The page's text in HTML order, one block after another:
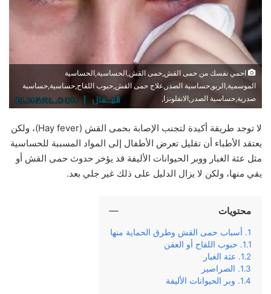
احمي نفسك من حمى القش,حمى القش,الحساسية,الحساسية
الموسمية,الربو,حساسية الصدر,علاج حمى القش,حبوب اللقاح,حساسية,حساسية
صدرية,حساسية الصدر,الانفلونزا,
لا توجد طريقة أكيدة لتجنب الإصابة بحمى القش (Hay fever)، ولكن
يعتقد الأطباء أن تقليل تعرض الأطفال إلى المواد المسببة للحساسية
مثل عثة الغبار ووبر الحيوانات الأليفة قد يؤخر حدوث حمى القش أو
يقي منها، ولكن لا يزال الدليل على ذلك غير جلي بعد.
محتويات
أسباب حمى القش وطرق الحماية منها
حبوب اللقاح أو العفن
عثة الغبار
الصراصير
وبر الحيوانات الأليفة